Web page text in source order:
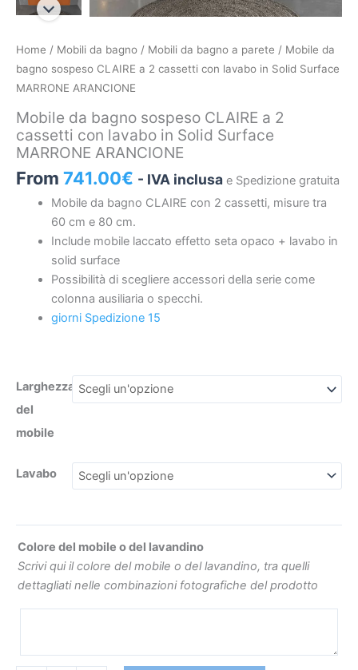
Home / Mobili da bagno / Mobili da bagno a parete / Mobile da
bagno sospeso CLAIRE a 2 cassetti con lavabo in Solid Surface
MARRONE ARANCIONE
Mobile da bagno sospeso CLAIRE a 2
cassetti con lavabo in Solid Surface
MARRONE ARANCIONE
From 741.00€ - IVA inclusa e Spedizione gratuita
Mobile da bagno CLAIRE con 2 cassetti, misure tra
60 cm e 80 cm.
Include mobile laccato effetto seta opaco + lavabo in
solid surface
Possibilità di scegliere accessori della serie come
colonna ausiliaria o specchi.
giorni Spedizione 15
Larghezza
del
mobile
Lavabo
Colore del mobile o del lavandino
Scrivi qui il colore del mobile o del lavandino, tra quelli
dettagliati nelle combinazioni fotografiche del prodotto
Mobile
da
bagno
CLAIRE
a
cassetti
Surface
MARRONE
ARANCIONE